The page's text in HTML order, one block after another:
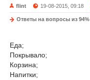
flint 19-08-2015, 09:18
Ответы на вопросы из 94%
Еда;
Покрывало;
Корзина;
Напитки;